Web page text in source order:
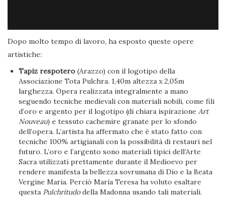
Dopo molto tempo di lavoro, ha esposto queste opere
artistiche:
Tapiz respotero (Arazzo) con il logotipo della
Associazione Tota Pulchra. 1,40m altezza x 2,05m
larghezza. Opera realizzata integralmente a mano
seguendo tecniche medievali con materiali nobili, come fili
d’oro e argento per il logotipo (di chiara ispirazioneArt
Nouveau) e tessuto cachemire granate per lo sfondo
dell’opera. L’artista ha affermato che è stato fatto con
tecniche 100% artigianali con la possibilità di restauri nel
futuro. L’oro e l’argento sono materiali tipici dell’Arte
Sacra utilizzati prettamente durante il Medioevo per
rendere manifesta la bellezza sovrumana di Dio e la Beata
Vergine Maria. Perciò María Teresa ha voluto esaltare
questa Pulchritudodella Madonna usando tali materiali.